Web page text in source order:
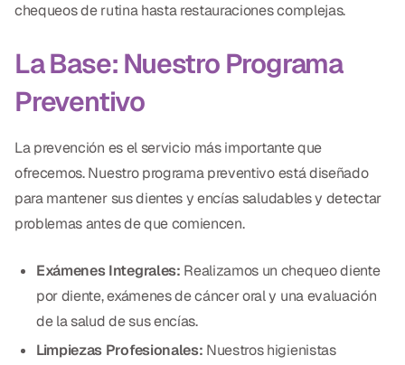
Dr. Marco Casco
Español
chequeos de rutina hasta restauraciones complejas.
La Base: Nuestro Programa
Preventivo
La prevención es el servicio más importante que
ofrecemos. Nuestro programa preventivo está diseñado
para mantener sus dientes y encías saludables y detectar
problemas antes de que comiencen.
Exámenes Integrales: Realizamos un chequeo diente
por diente, exámenes de cáncer oral y una evaluación
de la salud de sus encías.
Limpiezas Profesionales: Nuestros higienistas